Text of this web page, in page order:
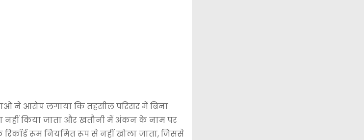
ने आरोप लगाया कि तहसील परिसर में बिना
नहीं किया जाता और खतौनी में अंकन के नाम पर
रूम नियमित रूप से नहीं खोला जाता, जिससे